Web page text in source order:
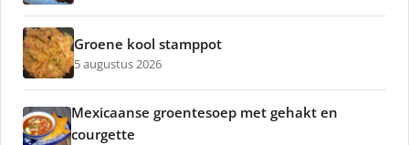
Groene kool stamppot
5 augustus 2026
Mexicaanse groentesoep met gehakt en
courgette